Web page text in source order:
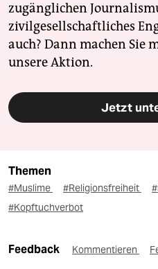
zugänglichen
zivilgesellschaftliches
auch? Dann machen Sie
unsere Aktion.
Jetzt
Themen
#Muslime #Religionsfreiheit
#Kopftuchverbot
Feedback Kommentieren